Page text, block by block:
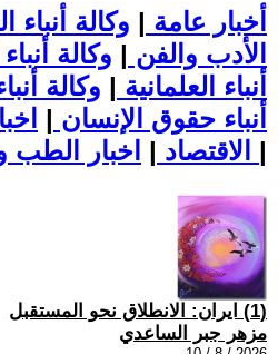
أخبار عامة | وكالة أنباء
الأدب والفن | وكالة
أنباء العلمانية | وكالة
أنباء حقوق الإنسان |
الاقتصاد | |
(1) ايران: الانطلاق نحو المستقبل
مزهر جبر الساعدي